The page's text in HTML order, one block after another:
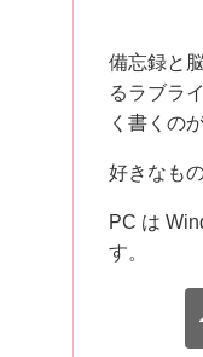
備忘録と
るラブラ
く書くの
好きなも
PC は
す。